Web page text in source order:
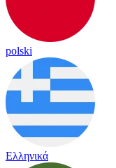
polski
Ελληνικά